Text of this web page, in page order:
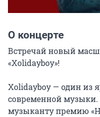
О концерте
Встречай новый
«Xolidayboy»!
Xolidayboy — один из
современной
музыканту премию